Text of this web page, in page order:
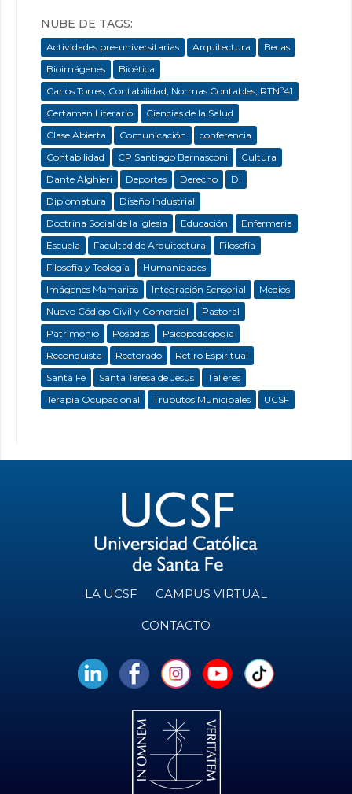
NUBE DE TAGS:
Actividades pre-universitarias Arquitectura
Becas
Bioimágenes
Bioética
Carlos Torres; Contabilidad; Normas Contables; RTNº41
Certamen Literario
Ciencias de la Salud
Clase Abierta
Comunicación
conferencia
Contabilidad
CP Santiago Bernasconi
Cultura
Dante Alghieri
Deportes Derecho
DI
Diplomatura
Diseño Industrial
Doctrina Social de la Iglesia
Educación
Enfermeria
Escuela
Facultad de Arquitectura
Filosofía
Filosofía y Teología
Humanidades
Imágenes Mamarias
Integración Sensorial
Medios
Nuevo Código Civil y Comercial
Pastoral
Patrimonio
Posadas
Psicopedagogía
Reconquista
Rectorado
Retiro Espiritual
Santa Fe
Santa Teresa de Jesús
Talleres
Terapia Ocupacional
Trubutos Municipales UCSF
LA UCSF CAMPUS VIRTUAL
CONTACTO